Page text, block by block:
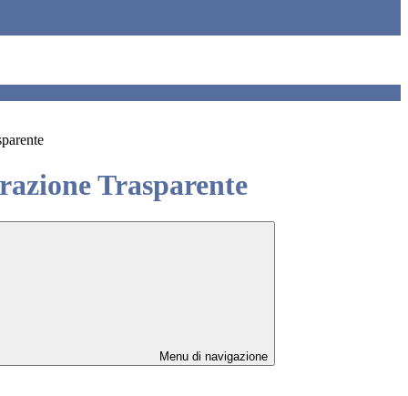
Trasparente
Menu di navigazione